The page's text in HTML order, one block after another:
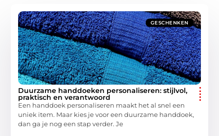
GESCHENKEN
Duurzame handdoeken personaliseren: stijlvol,
praktisch en verantwoord
Een handdoek personaliseren maakt het al snel een
uniek item. Maar kies je voor een duurzame handdoek,
dan ga je nog een stap verder. Je